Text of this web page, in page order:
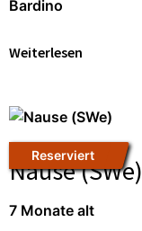
Bardino
Weiterlesen
Reserviert
Nause (SWe)
7 Monate alt